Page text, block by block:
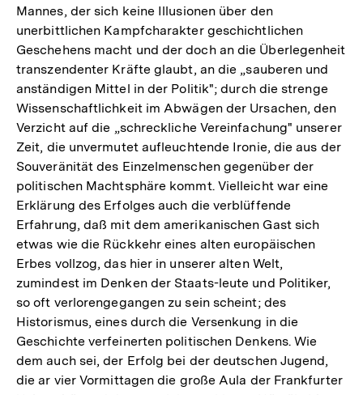
Mannes, der sich keine Illusionen über den
unerbittlichen Kampfcharakter geschichtlichen
Geschehens macht und der doch an die Überlegenheit
transzendenter Kräfte glaubt, an die „sauberen und
anständigen Mittel in der Politik"; durch die strenge
Wissenschaftlichkeit im Abwägen der Ursachen, den
Verzicht auf die „schreckliche Vereinfachung" unserer
Zeit, die unvermutet aufleuchtende Ironie, die aus der
Souveränität des Einzelmenschen gegenüber der
politischen Machtsphäre kommt. Vielleicht war eine
Erklärung des Erfolges auch die verblüffende
Erfahrung, daß mit dem amerikanischen Gast sich
etwas wie die Rückkehr eines alten europäischen
Erbes vollzog, das hier in unserer alten Welt,
zumindest im Denken der Staats-leute und Politiker,
so oft verlorengegangen zu sein scheint; des
Historismus, eines durch die Versenkung in die
Geschichte verfeinerten politischen Denkens. Wie
dem auch sei, der Erfolg bei der deutschen Jugend,
die ar vier Vormittagen die große Aula der Frankfurter